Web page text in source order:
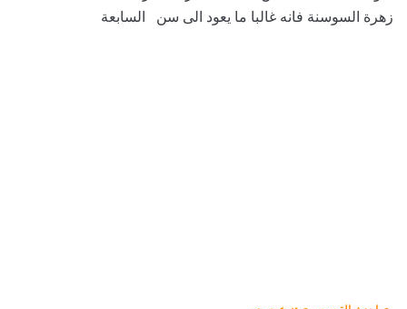
زهرة السوسنة فانه غالبا ما يعود الى سن السابعة